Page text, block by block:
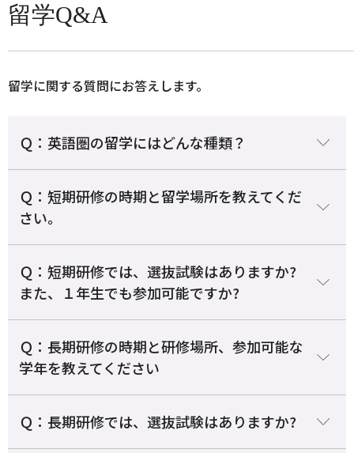
留学Q&A
留学に関する質問にお答えします。
Ｑ：英語圏の留学にはどんな種類？
Ｑ：短期研修の時期と留学場所を教えてくだ
さい。
Ｑ：短期研修では、選抜試験はありますか?
また、１年生でも参加可能ですか?
Ｑ：長期研修の時期と研修場所、参加可能な
学年を教えてください
Ｑ：長期研修では、選抜試験はありますか?